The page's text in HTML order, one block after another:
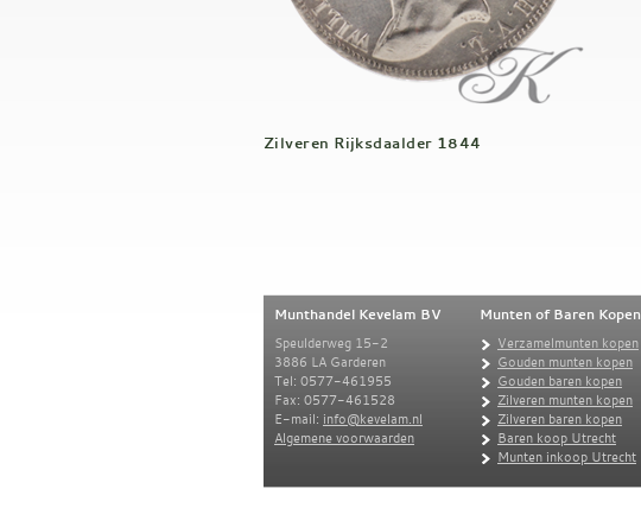
Zilveren Rijksdaalder 1844
Munthandel Kevelam BV
Speulderweg 15-2
3886 LA Garderen
Tel: 0577-461955
Fax: 0577-461528
E-mail: info@kevelam.nl
Algemene voorwaarden
Munten of Baren Kopen
Verzamelmunten kopen
Gouden munten kopen
Gouden baren kopen
Zilveren munten kopen
Zilveren baren kopen
Baren koop Utrecht
Munten inkoop Utrecht